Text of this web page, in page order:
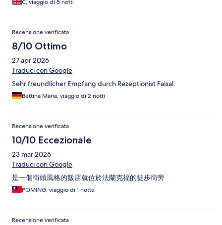
C, viaggio di 5 notti
Recensione verificata
8/10 Ottimo
27 apr 2026
Traduci con Google
Sehr freundlicher Empfang durch Rezeptionist Faisal.
Bettina Maria, viaggio di 2 notti
Recensione verificata
10/10 Eccezionale
23 mar 2026
Traduci con Google
是一個街頭風格的飯店就位於法蘭克福的徒步街旁
POMING, viaggio di 1 notte
Recensione verificata